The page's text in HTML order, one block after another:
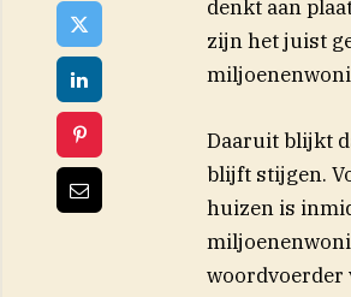
denkt aan
zijn het juist
Daaruit blijkt
blijft stijgen.
huizen is
woordvoerder